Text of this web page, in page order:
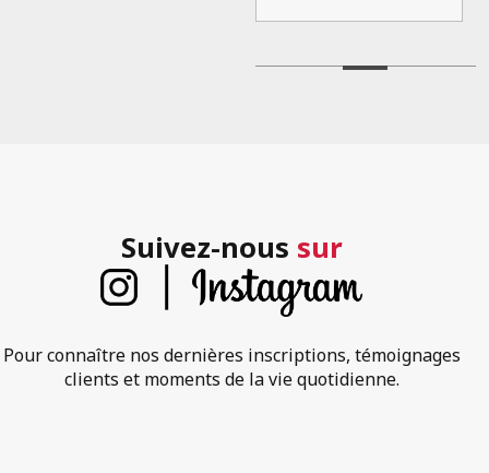
Suivez-nous sur
Pour connaître nos dernières inscriptions, témoignages
clients et moments de la vie quotidienne.